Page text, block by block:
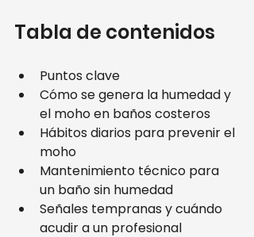
Tabla de contenidos
Puntos clave
Cómo se genera la humedad y
el moho en baños costeros
Hábitos diarios para prevenir el
moho
Mantenimiento técnico para
un baño sin humedad
Señales tempranas y cuándo
acudir a un profesional